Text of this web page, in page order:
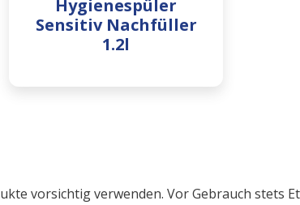
Hygienespüler
Sensitiv Nachfüller
1.2l
vorsichtig verwenden. Vor Gebrauch stets